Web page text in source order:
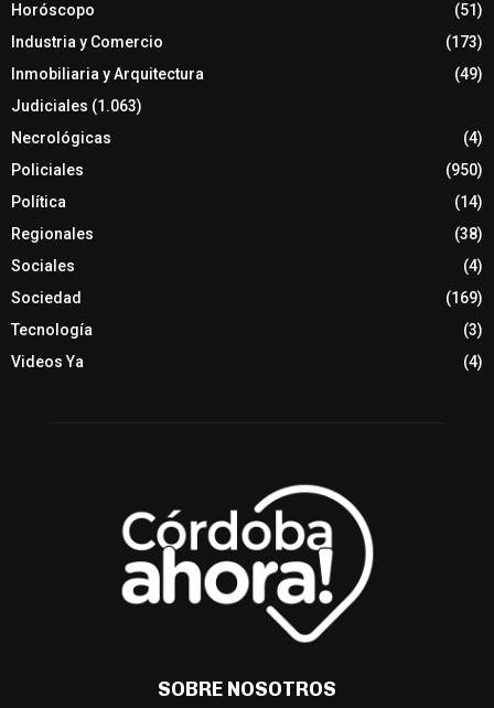
Horóscopo
(51)
Industria y Comercio
(173)
Inmobiliaria y Arquitectura
(49)
Judiciales (1.063)
Necrológicas
(4)
Policiales
(950)
Política
(14)
Regionales
(38)
Sociales
(4)
Sociedad
(169)
Tecnología
(3)
Videos Ya
(4)
SOBRE NOSOTROS